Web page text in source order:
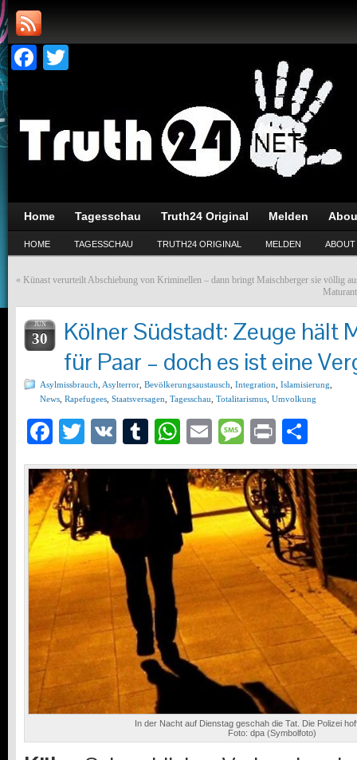
Facebook
Home Tagesschau Truth24 Original Melden
HOME TAGESSCHAU TRUTH24 ORIGINAL MELDEN ABOUT
« Künast verurteilt Abschiebung von Kriminellen – dann bringt Maischberger sie völlig
JUN
30
Kölner Südstadt: Zeuge hält
für Paar – doch es ist eine
Asylmissbrauch Asylterror Bevölkerungsaustausch Integration Islamisierung
News Rapefugees Staatsversagen Tagesschau Totalitarismus Umvolkung
Facebook
Twitter
VK Tumblr
WhatsApp
EmailMessage
Print
In der Nacht auf Dienstag geschah die Tat. Die Polizei
Foto: dpa (Symbolfoto)